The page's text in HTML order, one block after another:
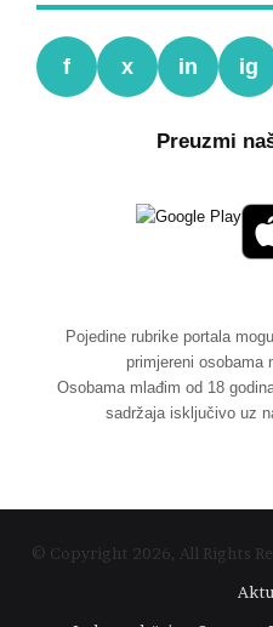
f x in ig
Preuzmi
Pojedine rubrike portala
primjereni osobama
Osobama mlađim od 18
sadržaja isključivo uz
© Copyright 2026, All Rights